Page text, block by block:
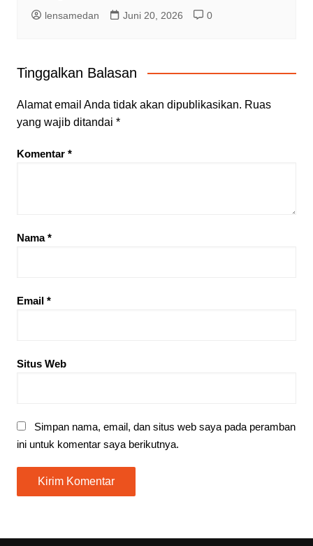
lensamedan Juni 20, 2026 0
Tinggalkan Balasan
Alamat email Anda tidak akan dipublikasikan. Ruas
yang wajib ditandai *
Komentar *
Nama*
Email *
Situs Web
Simpan nama, email, dan situs web saya pada peramban
ini untuk komentar saya berikutnya.